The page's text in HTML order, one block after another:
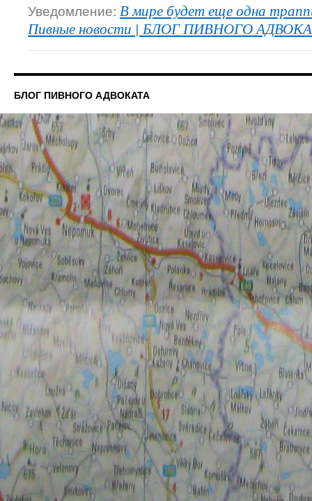
Уведомление: В мире будет еще одна
Пивные новости | БЛОГ ПИВНОГО
БЛОГ ПИВНОГО АДВОКАТА